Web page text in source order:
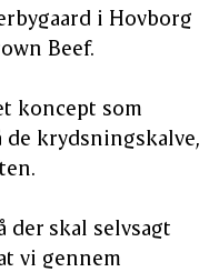
i Hovborg
Beef.
koncept som
krydsningskalve,
der skal selvsagt
vi gennem